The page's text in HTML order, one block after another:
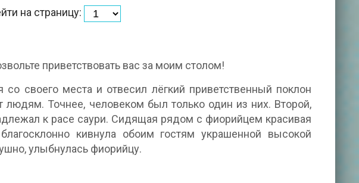
на страницу:
приветствовать вас за моим столом!
своего места и отвесил лёгкий приветственный поклон
Точнее, человеком был только один из них. Второй,
к расе саури. Сидящая рядом с фиорийцем красивая
кивнула обоим гостям украшенной высокой
улыбнулась фиорийцу.